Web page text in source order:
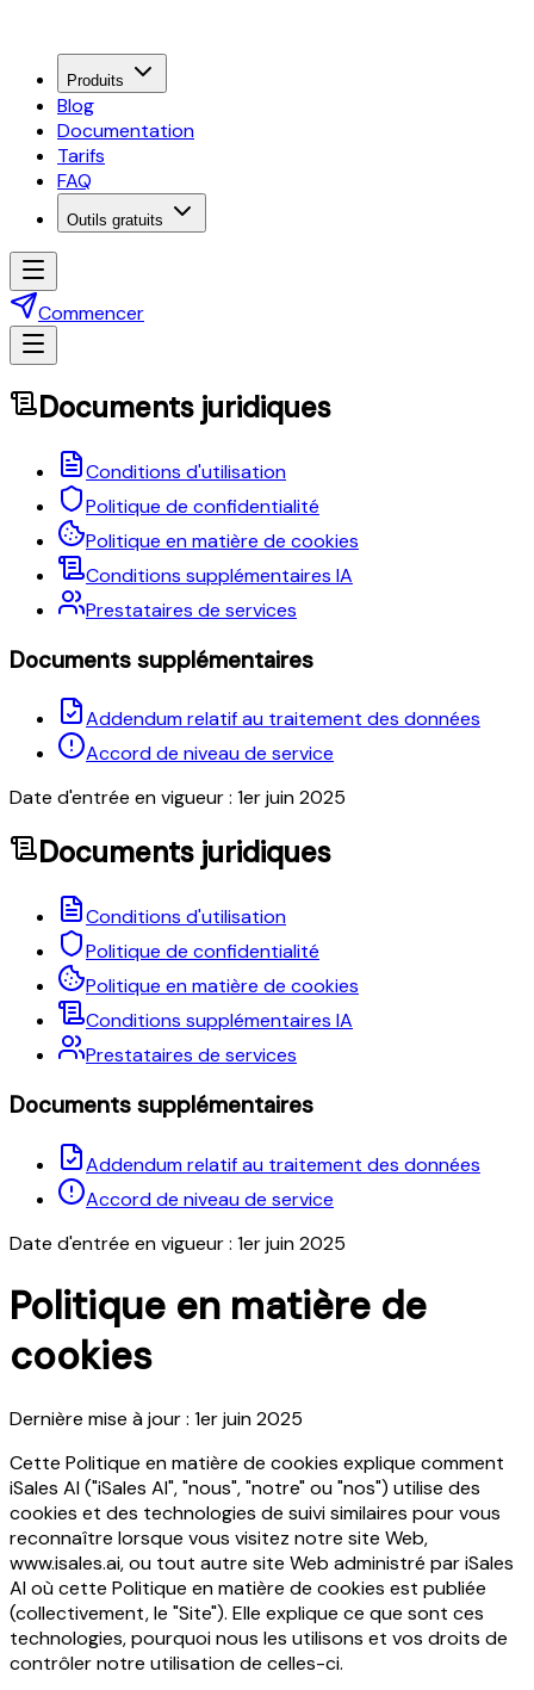
Produits
Blog
Documentation
Tarifs
FAQ
Outils gratuits
Commencer
Documents juridiques
Conditions d'utilisation
Politique de confidentialité
Politique en matière de cookies
Conditions supplémentaires IA
Prestataires de services
Documents supplémentaires
Addendum relatif au traitement des données
Accord de niveau de service
Date d'entrée en vigueur : 1er juin 2025
Documents juridiques
Conditions d'utilisation
Politique de confidentialité
Politique en matière de cookies
Conditions supplémentaires IA
Prestataires de services
Documents supplémentaires
Addendum relatif au traitement des données
Accord de niveau de service
Date d'entrée en vigueur : 1er juin 2025
Politique en matière de
cookies
Dernière mise à jour : 1er juin 2025
Cette Politique en matière de cookies explique comment
iSales AI ("iSales AI", "nous", "notre" ou "nos") utilise des
cookies et des technologies de suivi similaires pour vous
reconnaître lorsque vous visitez notre site Web,
www.isales.ai, ou tout autre site Web administré par iSales
AI où cette Politique en matière de cookies est publiée
(collectivement, le "Site"). Elle explique ce que sont ces
technologies, pourquoi nous les utilisons et vos droits de
contrôler notre utilisation de celles-ci.